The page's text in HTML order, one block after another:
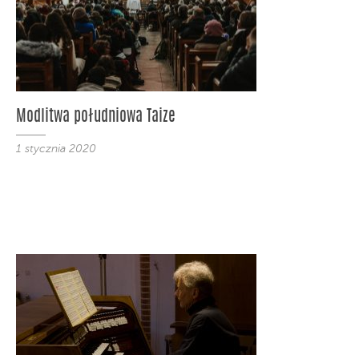
Modlitwa południowa Taize
1 stycznia 2020